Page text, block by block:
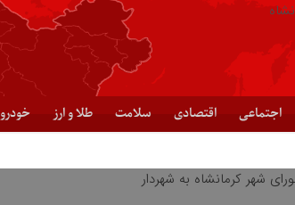
اجتماعی اقتصادی سلامت طلا و ارز خودرو